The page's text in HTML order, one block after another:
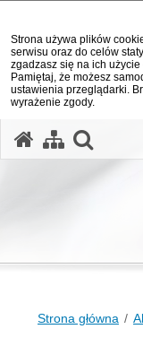
Strona używa plików
serwisu oraz do celów
zgadzasz się na ich
Pamiętaj, że możesz
ustawienia przeglądarki.
wyrażenie zgody.
Strona główna